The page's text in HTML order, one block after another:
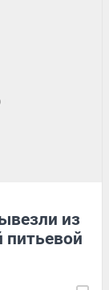
из
питьевой